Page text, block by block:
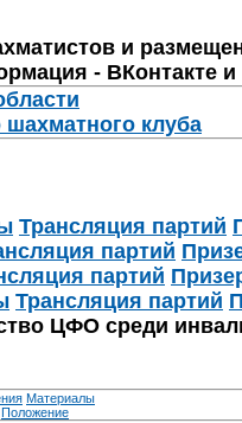
и
- ВКонтакте и
шахматного клуба
Трансляция партий
партий
партий
Трансляция партий
ЦФО среди
Материалы
Положение